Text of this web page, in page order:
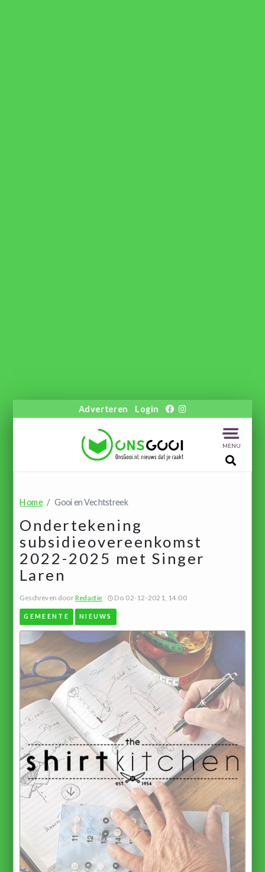
Adverteren Login
MENU
Home Gooi en Vechtstreek
Ondertekening
subsidieovereenkomst
2022-2025 met Singer
Laren
Geschreven doorRedactie Do 02-12-2021, 14:00
GEMEENTE NIEUWS